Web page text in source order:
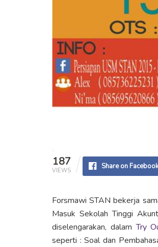
187
VIEWS Share on Facebook
Forsmawi STAN bekerja
Masuk Sekolah Tinggi
diselengarakan, dalamTry
seperti : Soal dan